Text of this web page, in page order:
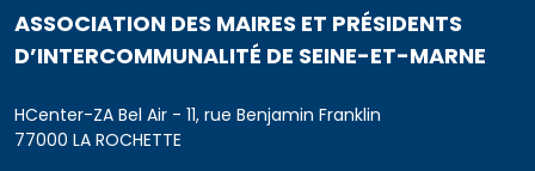
ASSOCIATION DES MAIRES ET PRÉSIDENTS
D’INTERCOMMUNALITÉ DE SEINE-ET-MARNE
HCenter-ZA Bel Air - 11, rue Benjamin Franklin
77000 LA ROCHETTE